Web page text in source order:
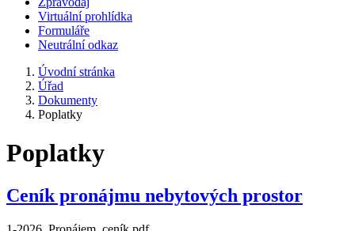
Virtuální prohlídka
Formuláře
Neutrální odkaz
Úvodní stránka
Úřad
Dokumenty
Poplatky
Poplatky
Ceník pronájmu nebytových prostor